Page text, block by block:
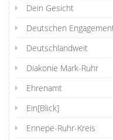
Dein Gesicht
Deutschen
Deutschlandweit
Diakonie Mark-Ruhr
Ehrenamt
Ein[Blick]
Ennepe-Ruhr-Kreis